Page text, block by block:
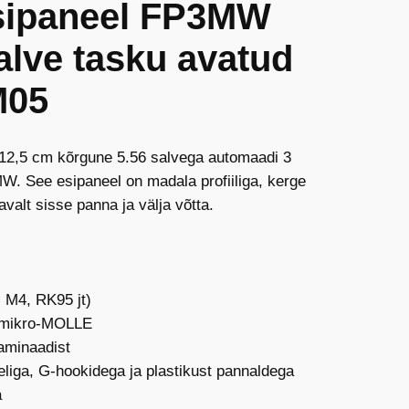
FP3MW
tasku avatud
cm kõrgune 5.56 salvega automaadi 3
See esipaneel on madala profiiliga, kerge
sisse panna ja välja võtta.
M4, RK95 jt)
MOLLE
G-hookidega ja plastikust pannaldega